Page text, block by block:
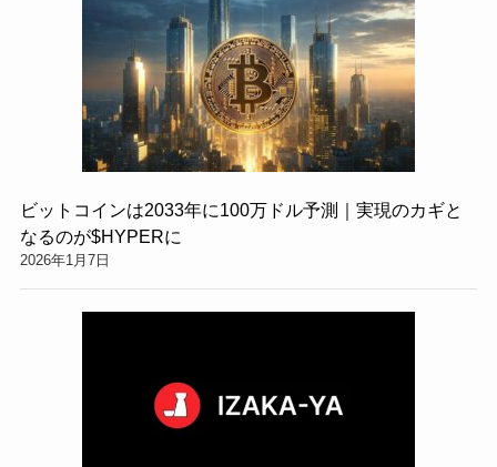
ビットコインは2033年に100万ドル予測｜実現のカギと
なるのが$HYPERに
2026年1月7日